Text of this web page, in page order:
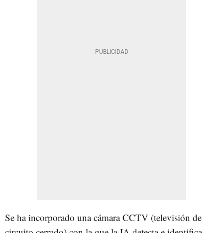
Se ha incorporado una cámara CCTV (televisión de